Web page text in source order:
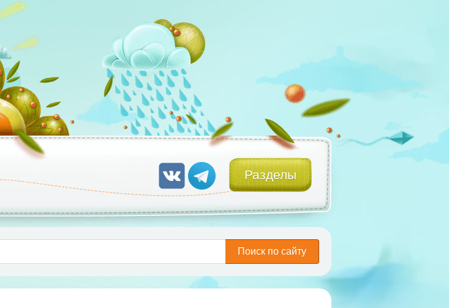
Разделы
Поиск по сайту